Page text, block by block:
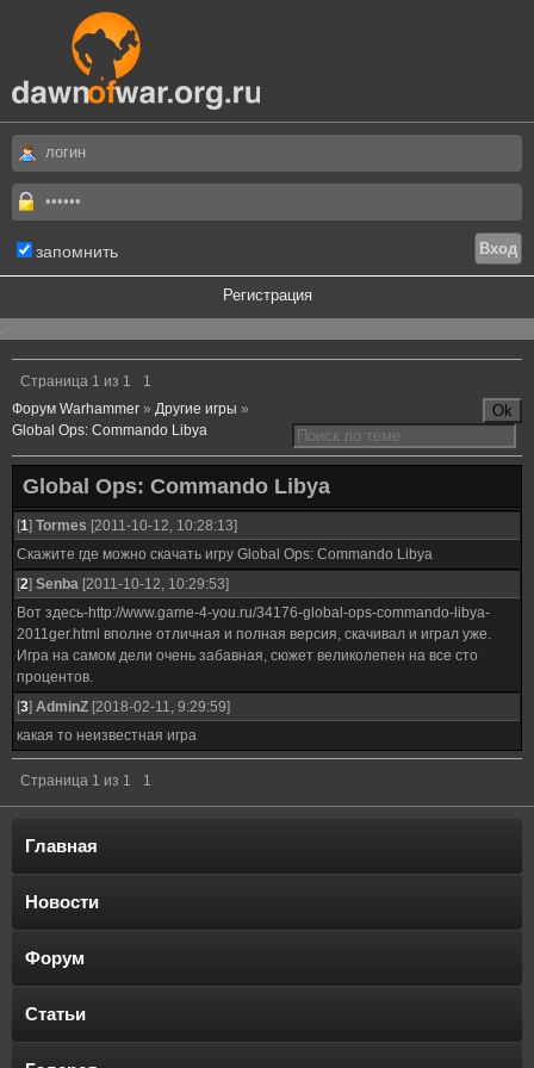
запомнить
Регистрация
.
Страница 1 из 1
1
Форум Warhammer » Другие игры »
Global Ops: Commando Libya
Global Ops: Commando Libya
[1] Tormes [2011-10-12, 10:28:13]
Скажите где можно скачать игру Global Ops: Commando Libya
[2] Senba [2011-10-12, 10:29:53]
Вот здесь-http://www.game-4-you.ru/34176-global-ops-commando-libya-
2011ger.html вполне отличная и полная версия, скачивал и играл уже.
Игра на самом дели очень забавная, сюжет великолепен на все сто
процентов.
[3] AdminZ [2018-02-11, 9:29:59]
какая то неизвестная игра
Страница 1 из 1 1
Главная
Новости
Форум
Статьи